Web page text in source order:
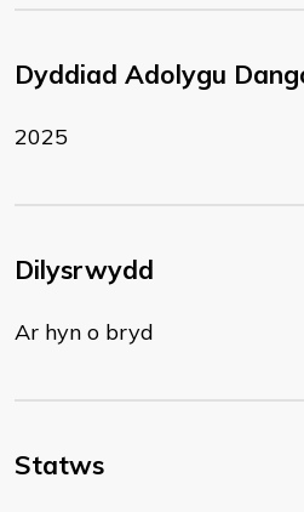
Dyddiad Adolygu
2025
Dilysrwydd
Ar hyn o bryd
Statws